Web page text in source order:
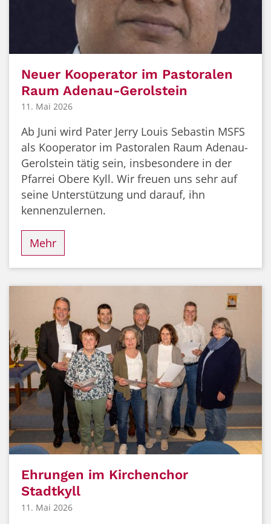
Neuer Kooperator im Pastoralen
Raum Adenau-Gerolstein
11. Mai 2026
Ab Juni wird Pater Jerry Louis Sebastin MSFS
als Kooperator im Pastoralen Raum Adenau-
Gerolstein tätig sein, insbesondere in der
Pfarrei Obere Kyll. Wir freuen uns sehr auf
seine Unterstützung und darauf, ihn
kennenzulernen.
Mehr
Ehrungen im Kirchenchor
Stadtkyll
11. Mai 2026